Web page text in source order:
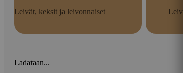
Leivät, keksit ja leivonnaiset Leivät
Ladataan...